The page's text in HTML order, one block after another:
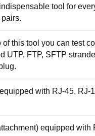
tool for
of this tool you can test
UTP, FTP, SFTP
with RJ-45, RJ-
equipped